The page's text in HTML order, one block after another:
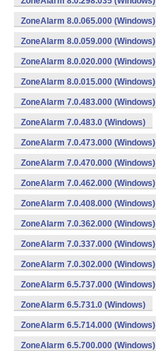
ZoneAlarm 8.0.065.000 (Windows)
ZoneAlarm 8.0.059.000 (Windows)
ZoneAlarm 8.0.020.000 (Windows)
ZoneAlarm 8.0.015.000 (Windows)
ZoneAlarm 7.0.483.000 (Windows)
ZoneAlarm 7.0.483.0 (Windows)
ZoneAlarm 7.0.473.000 (Windows)
ZoneAlarm 7.0.470.000 (Windows)
ZoneAlarm 7.0.462.000 (Windows)
ZoneAlarm 7.0.408.000 (Windows)
ZoneAlarm 7.0.362.000 (Windows)
ZoneAlarm 7.0.337.000 (Windows)
ZoneAlarm 7.0.302.000 (Windows)
ZoneAlarm 6.5.737.000 (Windows)
ZoneAlarm 6.5.731.0 (Windows)
ZoneAlarm 6.5.714.000 (Windows)
ZoneAlarm 6.5.700.000 (Windows)